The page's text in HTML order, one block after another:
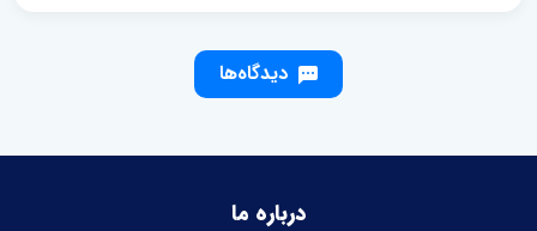
دیدگاه‌ها
درباره ما